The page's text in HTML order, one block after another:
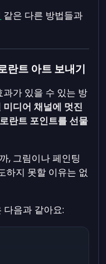
같은 다른 방법들과
란트 아트 보내기
가 있을 수 있는 방
디어 채널에 멋진
란트 포인트를 선물
, 그림이나 페인팅
하지 못할 이유는 없
음과 같아요: